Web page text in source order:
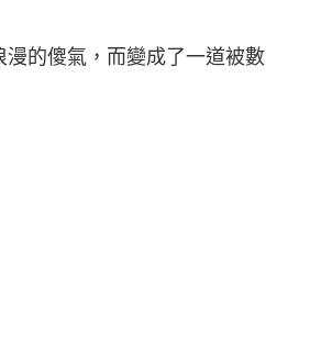
的傻氣，而變成了一道被數